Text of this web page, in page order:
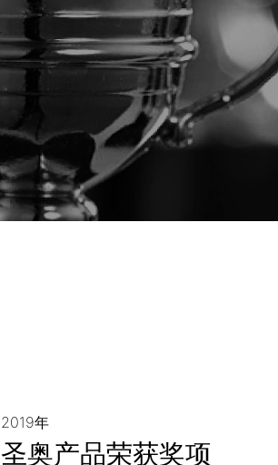
2019年
圣奥产品荣获奖项